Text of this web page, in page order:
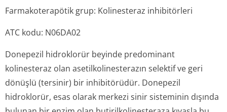
hidroklorürün günde tek doz olarak alınması, dozu
asetilkolinesteraz aktivitesinin (eritrosit membranlarında
ölçülen) kararlı durum inhibisyonunu ortaya çıkarmıştır.
Alyuvarlardaki AChEmin donepezil hidroklorür
tarafından inhibisyonu ile kognitif fonksiyonun seçilmiş
özelliklerini inceleyen hassas bir ölçek olan ADAS-
cog’daki değişmelerle uyumlu olduğu gösterilmiştir.